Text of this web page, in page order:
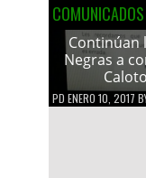
Continúan
Negras a
PD ENERO 10, 2017